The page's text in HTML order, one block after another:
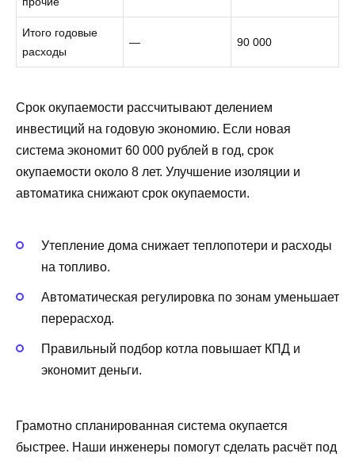
Итого годовые
расходы
— 90 000
Срок окупаемости рассчитывают делением
инвестиций на годовую экономию. Если новая
система экономит 60 000 рублей в год, срок
окупаемости около 8 лет. Улучшение изоляции и
автоматика снижают срок окупаемости.
Утепление дома снижает теплопотери и расходы
на топливо.
Автоматическая регулировка по зонам уменьшает
перерасход.
Правильный подбор котла повышает КПД и
экономит деньги.
Грамотно спланированная система окупается
быстрее. Наши инженеры помогут сделать расчёт под